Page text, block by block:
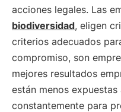
acciones legales. Las
biodiversidad, eligen
criterios adecuados
compromiso, son
mejores resultados
están menos expuestas
constantemente para